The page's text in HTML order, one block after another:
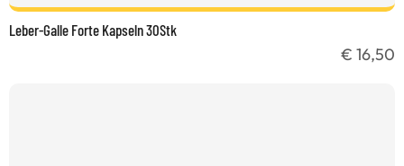
Leber-Galle Forte Kapseln 30Stk
€ 16,50